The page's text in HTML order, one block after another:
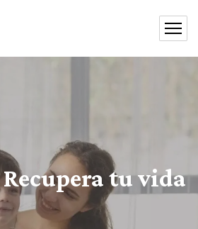
tu vida